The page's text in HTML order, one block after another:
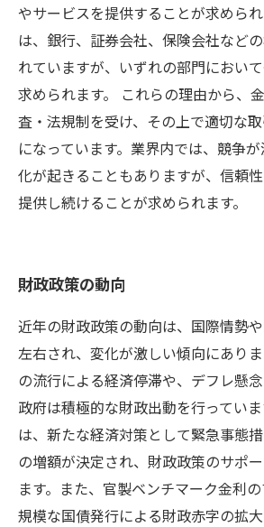
やサービスを提供することが求めら
は、銀行、証券会社、保険会社など
れていますが、いずれの部門におい
求められます。 これらの理由から、
査・法規制を受け、その上で適切な
になっています。業界内では、競争
化が起きることもありますが、信頼
提供し続けることが求められます。
財政政策の動向
近年の財政政策の動向は、国際情勢
左右され、変化が激しい傾向にありま
の流行による経済停滞や、デフレ懸念
政府は積極的な財政出動を行っていま
は、新たな経済対策として緊急事態
の増額が決定され、財政政策のサポ
ます。また、官製ベンチマーク金利
規模な国債発行による財政赤字の拡